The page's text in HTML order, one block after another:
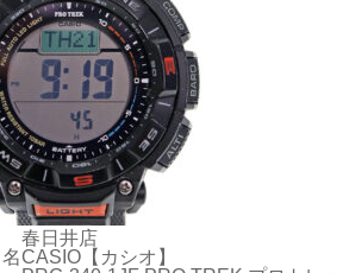
春日井店
CASIO【カシオ】